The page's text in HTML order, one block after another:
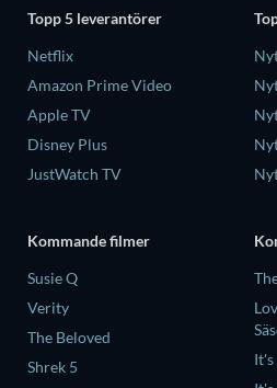
Topp 5 leverantörer
Netflix
Amazon Prime Video
Apple TV
Disney Plus
JustWatch TV
Kommande filmer
Susie Q
Verity
The Beloved
Shrek 5
It's